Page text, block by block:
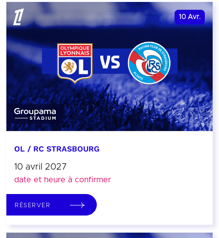
10 Avr.
OL / RC STRASBOURG
10 avril 2027
date et heure à confirmer
RÉSERVER